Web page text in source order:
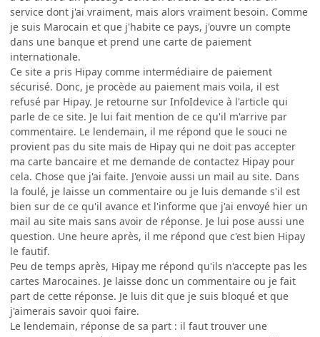
service dont j'ai vraiment, mais alors vraiment besoin. Comme
je suis Marocain et que j'habite ce pays, j'ouvre un compte
dans une banque et prend une carte de paiement
internationale.
Ce site a pris Hipay comme intermédiaire de paiement
sécurisé. Donc, je procède au paiement mais voila, il est
refusé par Hipay. Je retourne sur InfoIdevice à l'article qui
parle de ce site. Je lui fait mention de ce qu'il m'arrive par
commentaire. Le lendemain, il me répond que le souci ne
provient pas du site mais de Hipay qui ne doit pas accepter
ma carte bancaire et me demande de contactez Hipay pour
cela. Chose que j'ai faite. J'envoie aussi un mail au site. Dans
la foulé, je laisse un commentaire ou je luis demande s'il est
bien sur de ce qu'il avance et l'informe que j'ai envoyé hier un
mail au site mais sans avoir de réponse. Je lui pose aussi une
question. Une heure après, il me répond que c'est bien Hipay
le fautif.
Peu de temps après, Hipay me répond qu'ils n'accepte pas les
cartes Marocaines. Je laisse donc un commentaire ou je fait
part de cette réponse. Je luis dit que je suis bloqué et que
j'aimerais savoir quoi faire.
Le lendemain, réponse de sa part : il faut trouver une